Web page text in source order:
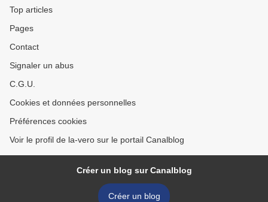
Top articles
Pages
Contact
Signaler un abus
C.G.U.
Cookies et données personnelles
Préférences cookies
Voir le profil de la-vero sur le portail Canalblog
Créer un blog sur Canalblog
Créer un blog